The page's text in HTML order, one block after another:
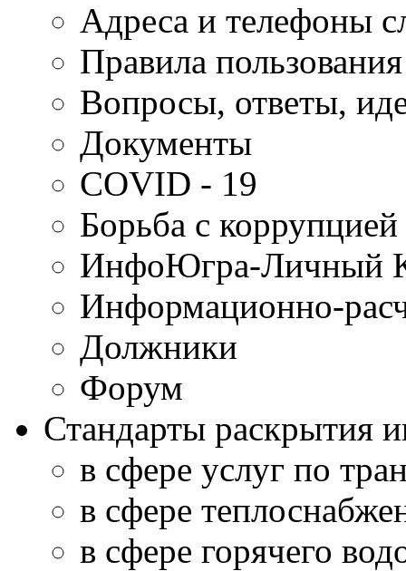
Адреса и телефоны
Правила
Вопросы, ответы,
Документы
COVID - 19
Борьба с
ИнфоЮгра-Личный
Информационно-
Должники
Форум
Стандарты раскрытия
в сфере услуг по
в сфере
в сфере горячего